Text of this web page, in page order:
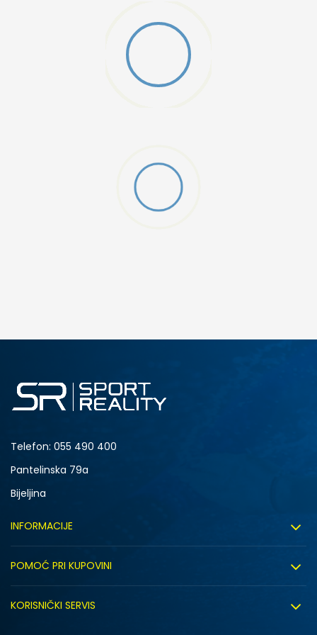
Telefon: 055 490 400
Pantelinska 79a
Bijeljina
INFORMACIJE
Sport&Bonus pravila
POMOĆ PRI KUPOVINI
KORISNIČKI SERVIS